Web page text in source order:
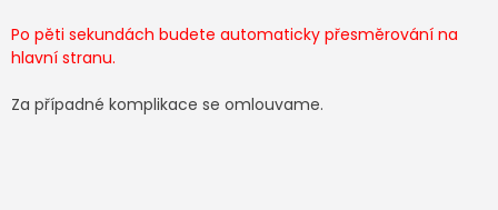
Po pěti sekundách budete automaticky přesměrování na
hlavní stranu.
Za případné komplikace se omlouvame.